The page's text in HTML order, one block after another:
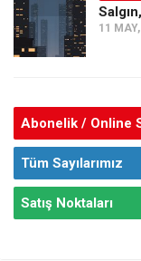
11
Abonelik / Online
Tüm Sayılarımız
Satış Noktaları